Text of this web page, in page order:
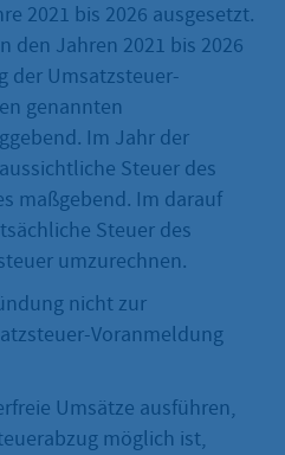
2021 bis 2026 ausgesetzt.
den Jahren 2021 bis 2026
der Umsatzsteuer-
genannten
Im Jahr der
Steuer des
maßgebend. Im darauf
Steuer des
umzurechnen.
nicht zur
Voranmeldung
Umsätze ausführen,
möglich ist,